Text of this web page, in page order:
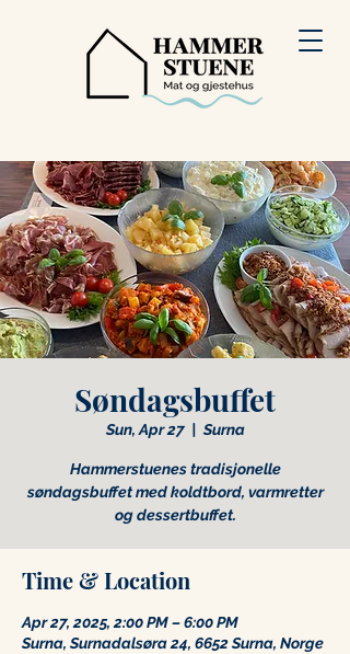
Søndagsbuffet
Sun, Apr 27
  |
Surna
Hammerstuenes tradisjonelle
søndagsbuffet med koldtbord, varmretter
og dessertbuffet.
Time & Location
Apr 27, 2025, 2:00 PM – 6:00 PM
Surna, Surnadalsøra 24, 6652 Surna, Norge